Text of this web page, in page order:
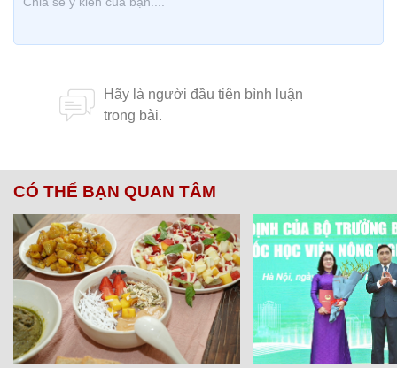
CÓ THỂ BẠN QUAN TÂM